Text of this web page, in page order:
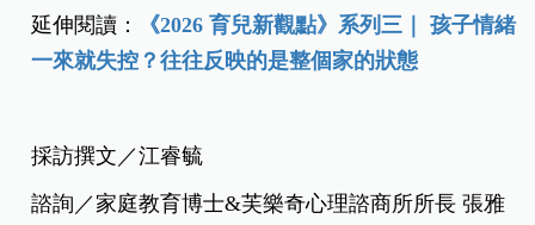
延伸閱讀：
《2026 育兒新觀點》系列三｜ 孩子情緒
一來就失控？往往反映的是整個家的狀態
採訪撰文／江睿毓
諮詢／家庭教育博士&芙樂奇心理諮商所所長 張雅